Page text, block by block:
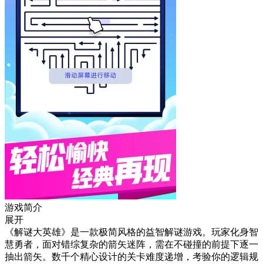
游戏简介
展开
《解谜大英雄》是一款极简风格的益智解谜游戏。玩家化身智
慧勇者，面对错综复杂的箭矢迷阵，需在不碰撞的前提下逐一
抽出箭矢。数千个精心设计的关卡难度递增，考验你的逻辑规